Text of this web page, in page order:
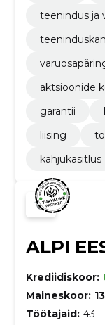
teenindus ja
aktsioonide
garantii
liising
kahjukäsitlus
ALPI
Krediidiskoor:
Maineskoor:
Töötajaid: 43